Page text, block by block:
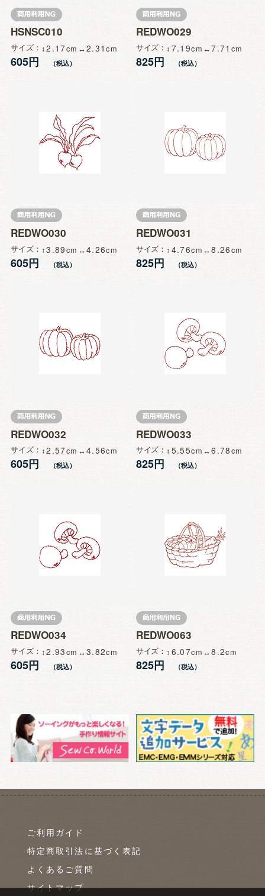
HSNSC010
サイズ 2.17 2.31
605円
REDWO029
サイズ 7.19 7.71
825円
REDWO030
サイズ 3.89 4.26
605円
REDWO031
サイズ 4.76 8.26
825円
REDWO032
サイズ 2.57 4.56
605円
REDWO033
サイズ 5.55 6.78
825円
REDWO034
サイズ 2.93 3.82
605円
REDWO063
サイズ 6.07 8.2
825円
ご利用ガイド
特定商取引法に基づく表記
よくあるご質問
サイトマップ